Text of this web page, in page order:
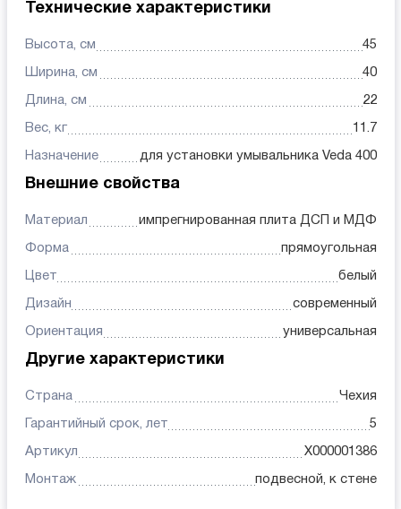
Технические характеристики
Высота, см 45
Ширина, см 40
Длина, см 22
Вес, кг 11.7
Назначение для установки умывальника Veda 400
Внешние свойства
Материал импрегнированная плита ДСП и МДФ
Форма прямоугольная
Цвет белый
Дизайн современный
Ориентация универсальная
Другие характеристики
Страна Чехия
Гарантийный срок, лет 5
Артикул X000001386
Монтаж подвесной, к стене